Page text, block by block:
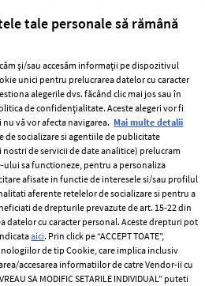
Termeni si conditii
Politica de
confidențialitate
Politica de cookies
Publicitate
tale personale să rămână
și/sau accesăm informații pe dispozitivul
unici pentru prelucrarea datelor cu caracter
alegerile dvs. făcând clic mai jos sau în
de confidențialitate. Aceste alegeri vor fi
vă vor afecta navigarea. Mai multe detalii
de socializare si agentiile de publicitate
de servicii de date analitice) prelucram
sa functioneze, pentru a personaliza
afisate in functie de interesele si/sau profilul
aferente retelelor de socializare si pentru a
de drepturile prevazute de art. 15-22 din
datelor cu caracter personal. Aceste drepturi pot
aici. Prin click pe “ACCEPT TOATE”,
de tip Cookie, care implica inclusiv
accesarea informatiilor de catre Vendor-ii cu
SA MODIFIC SETARILE INDIVIDUAL” puteti